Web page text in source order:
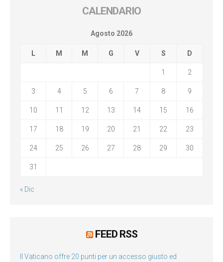
CALENDARIO
Agosto 2026
L M M G V S D
1 2
3 4 5 6 7 8 9
10 11 12 13 14 15 16
17 18 19 20 21 22 23
24 25 26 27 28 29 30
31
« Dic
FEED RSS
Il Vaticano offre 20 punti per un accesso giusto ed